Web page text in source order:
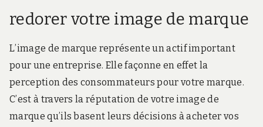
redorer votre image de marque
L’image de marque représente un actif important
pour une entreprise. Elle façonne en effet la
perception des consommateurs pour votre marque.
C’est à travers la réputation de votre image de
marque qu’ils basent leurs décisions à acheter vos